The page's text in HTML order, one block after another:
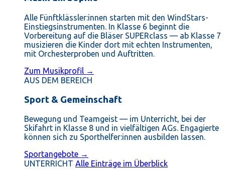
Alle Fünftklässler:innen starten mit den WindStars-
Einstiegsinstrumenten. In Klasse 6 beginnt die
Vorbereitung auf die Bläser SUPERclass — ab Klasse 7
musizieren die Kinder dort mit echten Instrumenten,
mit Orchesterproben und Auftritten.
Zum Musikprofil →
AUS DEM BEREICH
Sport & Gemeinschaft
Bewegung und Teamgeist — im Unterricht, bei der
Skifahrt in Klasse 8 und in vielfältigen AGs. Engagierte
können sich zu Sporthelfer:innen ausbilden lassen.
Sportangebote →
UNTERRICHT Alle Einträge im Überblick